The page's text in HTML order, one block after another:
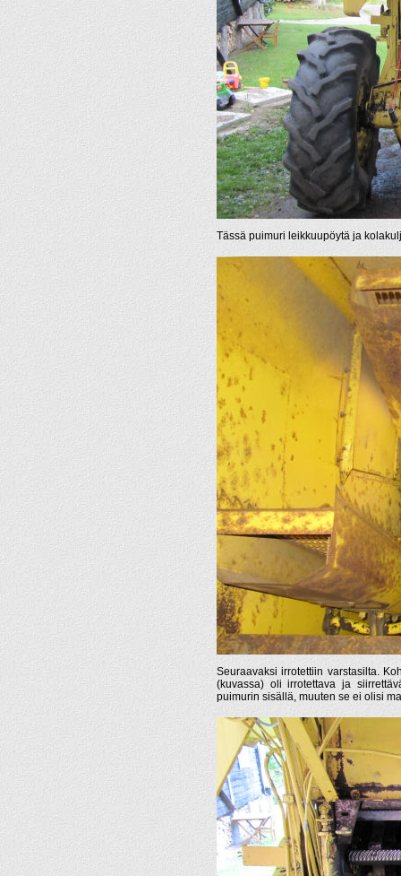
Tässä puimuri leikkuupöytä ja
Seuraavaksi irrotettiin varstasilta.
(kuvassa) oli irrotettava ja
puimurin sisällä, muuten se ei olisi